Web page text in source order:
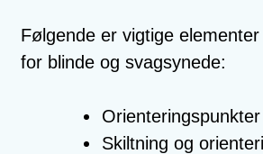
Følgende er vigtige
for blinde og svagsynede:
Skiltning og